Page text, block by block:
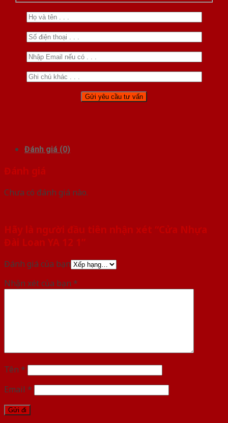
Đánh giá (0)
Đánh giá
Chưa có đánh giá nào.
Hãy là người đầu tiên nhận xét “Cửa Nhựa
Đài Loan YA 12 1”
Đánh giá của bạn
Nhận xét của bạn *
Tên *
Email *